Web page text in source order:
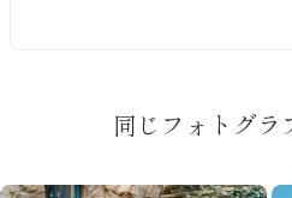
同じフォトグラ